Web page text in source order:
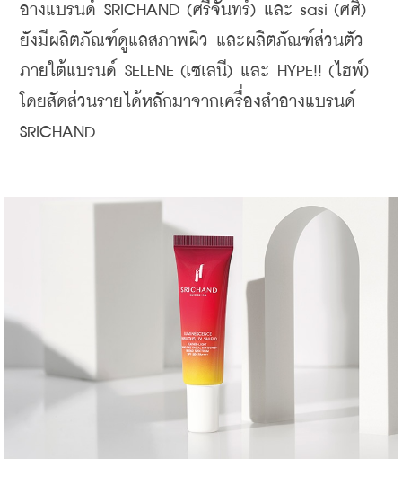
อางแบรนด์ SRICHAND (ศรีจันทร์) และ sasi (ศศิ)
ยังมีผลิตภัณฑ์ดูแลสภาพผิว และผลิตภัณฑ์ส่วนตัว
ภายใต้แบรนด์ SELENE (เซเลนี) และ HYPE!! (ไฮพ์)
โดยสัดส่วนรายได้หลักมาจากเครื่องสำอางแบรนด์
SRICHAND